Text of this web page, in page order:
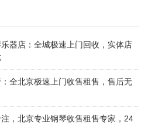
器店：全城极速上门回收，实体店
全北京极速上门收售租售，售后无
，北京专业钢琴收售租售专家，24